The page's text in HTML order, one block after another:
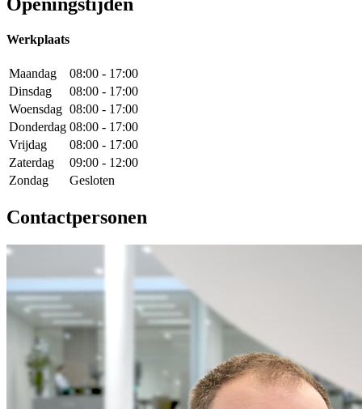
Werkplaats
Maandag
08:00 - 17:00
Dinsdag
08:00 - 17:00
Woensdag 08:00 - 17:00
Donderdag 08:00 - 17:00
Vrijdag
08:00 - 17:00
Zaterdag
09:00 - 12:00
Zondag
Gesloten
Contactpersonen